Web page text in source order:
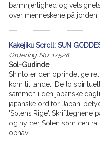
barmhjertighed og
over menneskene på jorden.
Kakejiku Scroll: SUN
Ordering No: 12528
Sol-Gudinde.
Shinto er den oprindelige
kom til landet. De to
sammen i den japanske
japanske ord for Japan,
'Solens Rige'. Skrifttegnene
og hylder Solen som
ophav.